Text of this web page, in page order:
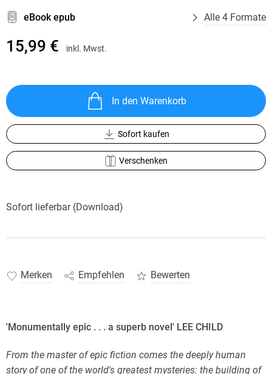
eBook epub Alle 4 Formate
15,99 € inkl. Mwst.
In den Warenkorb
Sofort kaufen
Verschenken
Sofort lieferbar (Download)
Merken Empfehlen Bewerten
'Monumentally epic . . . a superb novel' LEE CHILD
From the master of epic fiction comes the deeply human
story of one of the world's greatest mysteries: the building of